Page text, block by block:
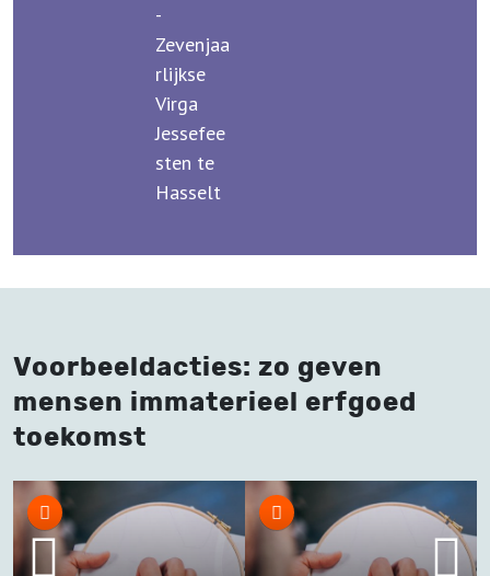
-
Zevenjaa
rlijkse
Virga
Jessefee
sten te
Hasselt
Voorbeeldacties: zo geven
mensen immaterieel erfgoed
toekomst